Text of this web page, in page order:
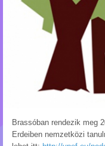
Brassóban rendezik meg
Erdeiben nemzetközi